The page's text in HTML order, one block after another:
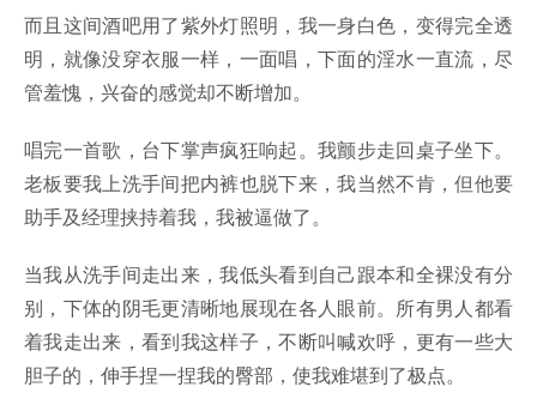
而且这间酒吧用了紫外灯照明，我一身白色，变得完全透
明，就像没穿衣服一样，一面唱，下面的淫水一直流，尽
管羞愧，兴奋的感觉却不断增加。
唱完一首歌，台下掌声疯狂响起。我颤步走回桌子坐下。
老板要我上洗手间把内裤也脱下来，我当然不肯，但他要
助手及经理挟持着我，我被逼做了。
当我从洗手间走出来，我低头看到自己跟本和全裸没有分
别，下体的阴毛更清晰地展现在各人眼前。所有男人都看
着我走出来，看到我这样子，不断叫喊欢呼，更有一些大
胆子的，伸手捏一捏我的臀部，使我难堪到了极点。